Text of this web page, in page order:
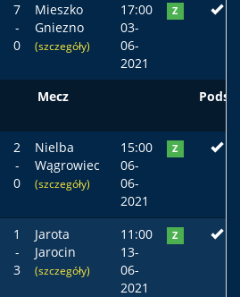
7
-
0
Mieszko
Gniezno
(szczegóły)
17:00
03-
06-
2021
Z
Mecz Podst
2
-
0
Nielba
Wągrowiec
(szczegóły)
15:00
06-
06-
2021
Z
1
-
3
Jarota
Jarocin
(szczegóły)
11:00
13-
06-
2021
Z